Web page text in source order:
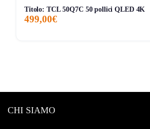
Titolo: TCL 50Q7C 50 pollici QLED 4K
499,00€
CHI SIAMO